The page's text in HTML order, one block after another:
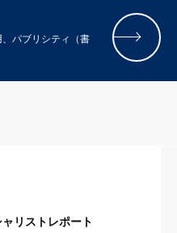
パブリシティ（書
リストレポート